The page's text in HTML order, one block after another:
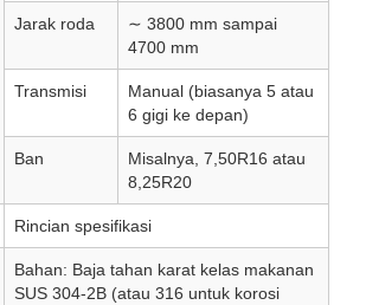
Jarak roda
∼ 3800 mm sampai
4700 mm
Transmisi
Manual (biasanya 5 atau
6 gigi ke depan)
Ban
Misalnya, 7,50R16 atau
8,25R20
Rincian spesifikasi
Bahan: Baja tahan karat kelas makanan
SUS 304-2B (atau 316 untuk korosi